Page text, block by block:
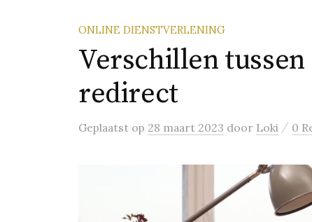
ONLINE DIENSTVERLENING
Verschillen tussen
redirect
Geplaatst op 28 maart 2023 door Loki / 0